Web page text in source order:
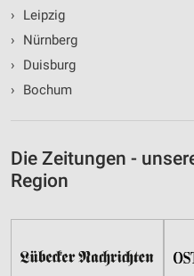
›
Leipzig
›
Nürnberg
›
Duisburg
›
Bochum
Die Zeitungen -
Region